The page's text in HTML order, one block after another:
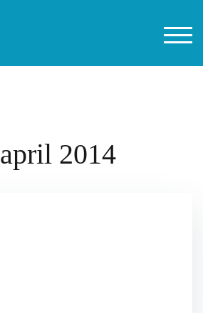
april 2014